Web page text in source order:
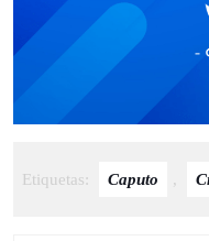
Etiquetas: Caputo ,